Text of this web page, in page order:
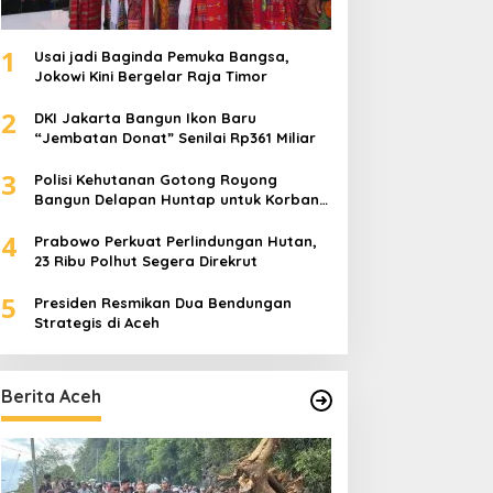
1
Usai jadi Baginda Pemuka Bangsa,
Jokowi Kini Bergelar Raja Timor
2
DKI Jakarta Bangun Ikon Baru
“Jembatan Donat” Senilai Rp361 Miliar
3
Polisi Kehutanan Gotong Royong
Bangun Delapan Huntap untuk Korban
4
Prabowo Perkuat Perlindungan Hutan,
23 Ribu Polhut Segera Direkrut
5
Presiden Resmikan Dua Bendungan
Strategis di Aceh
Berita Aceh